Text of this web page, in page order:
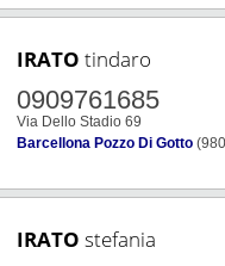
IRATO tindaro
0909761685
Via Dello Stadio 69
Barcellona Pozzo Di Gotto
IRATO stefania